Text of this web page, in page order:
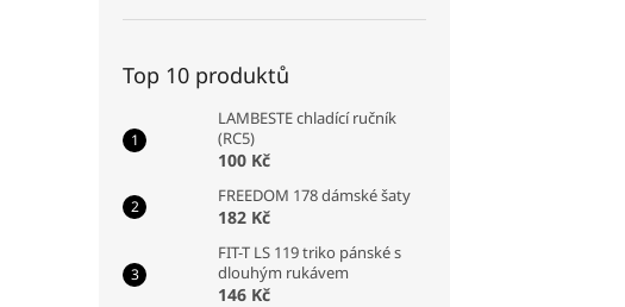
Top 10 produktů
LAMBESTE chladící ručník
(RC5)
100 Kč
FREEDOM 178 dámské šaty
182 Kč
FIT-T LS 119 triko pánské s
dlouhým rukávem
146 Kč